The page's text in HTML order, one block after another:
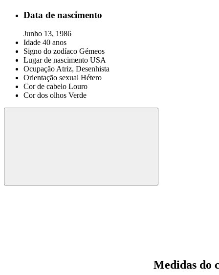
Data de nascimento
Junho 13, 1986
Idade 40 anos
Signo do zodíaco Gémeos
Lugar de nascimento USA
OcupaçãoAtriz, Desenhista
Orientação sexual Hétero
Cor de cabelo Louro
Cor dos olhos Verde
Medidas do